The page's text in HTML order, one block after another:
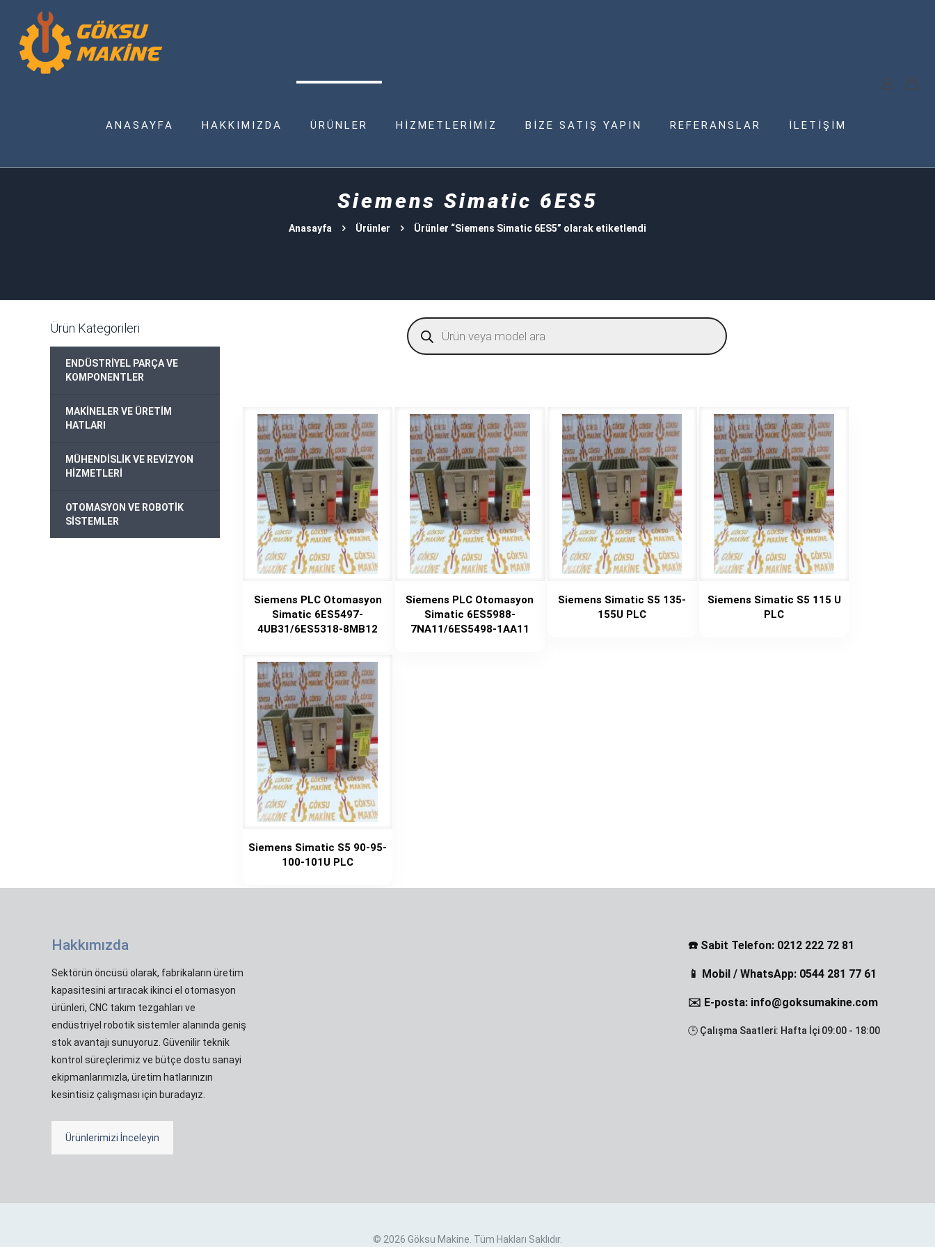
ANASAYFA HAKKIMIZDA ÜRÜNLER HİZMETLERİMİZ BİZE SATIŞ YAPIN REFERANSLAR İLETİŞİM
Siemens Simatic 6ES5
Anasayfa Ürünler Ürünler “Siemens Simatic 6ES5” olarak etiketlendi
Products
search
Siemens PLC Otomasyon
Simatic 6ES5497-
4UB31/6ES5318-8MB12
Siemens PLC Otomasyon
Simatic 6ES5988-
7NA11/6ES5498-1AA11
Siemens Simatic S5 135-
155U PLC
Siemens Simatic S5 115 U
PLC
Siemens Simatic S5 90-95-
100-101U PLC
Ürün Kategorileri
ENDÜSTRİYEL PARÇA VE
KOMPONENTLER
MAKİNELER VE ÜRETİM
HATLARI
MÜHENDİSLİK VE REVİZYON
HİZMETLERİ
OTOMASYON VE ROBOTİK
SİSTEMLER
Hakkımızda
Sektörün öncüsü olarak, fabrikaların üretim
kapasitesini artıracak ikinci el otomasyon
ürünleri, CNC takım tezgahları ve
endüstriyel robotik sistemler alanında geniş
stok avantajı sunuyoruz. Güvenilir teknik
kontrol süreçlerimiz ve bütçe dostu sanayi
ekipmanlarımızla, üretim hatlarınızın
kesintisiz çalışması için buradayız.
Ürünlerimizi İnceleyin
☎️ Sabit Telefon: 0212 222 72 81
📱 Mobil / WhatsApp: 0544 281 77 61
✉️ E-posta: info@goksumakine.com
🕒 Çalışma Saatleri: Hafta İçi 09:00 - 18:00